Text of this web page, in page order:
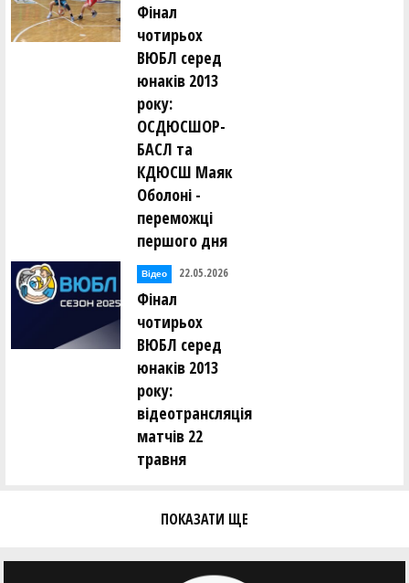
Фінал
чотирьох
ВЮБЛ серед
юнаків 2013
року:
ОСДЮСШОР-
БАСЛ та
КДЮСШ Маяк
Оболоні -
переможці
першого дня
Відео 22.05.2026
Фінал
чотирьох
ВЮБЛ серед
юнаків 2013
року:
відеотрансляція
матчів 22
травня
ПОКАЗАТИ ЩЕ